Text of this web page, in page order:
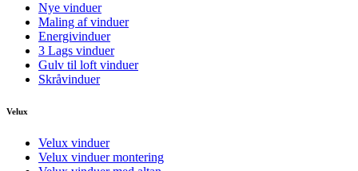
Nye vinduer
Maling af vinduer
Energivinduer
3 Lags vinduer
Gulv til loft vinduer
Skråvinduer
Velux
Velux vinduer
Velux vinduer montering